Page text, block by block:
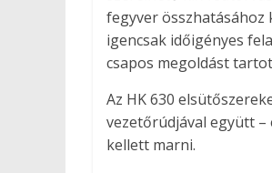
fegyver összhatásához
igencsak időigényes
csapos megoldást
Az HK 630
vezetőrúdjával együtt –
kellett marni.